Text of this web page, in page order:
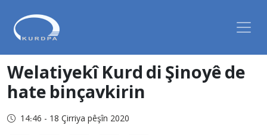
Welatiyekî Kurd di Şinoyê de
hate binçavkirin
14:46 - 18 Çirriya pêşîn 2020